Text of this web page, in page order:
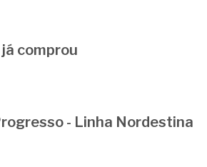
comprou
- Linha Nordestina